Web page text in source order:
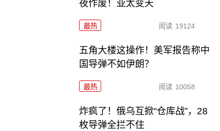
夜作废！亚太变天
最热 阅读 19124
五角大楼这操作！美军报告称中
国导弹不如伊朗？
最热 阅读 10058
炸疯了！俄乌互掀“仓库战”，28
枚导弹全拦不住